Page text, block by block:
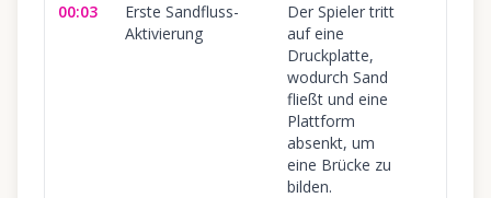
00:03
Erste Sandfluss-
Aktivierung
Der Spieler tritt
auf eine
Druckplatte,
wodurch Sand
fließt und eine
Plattform
absenkt, um
eine Brücke zu
bilden.